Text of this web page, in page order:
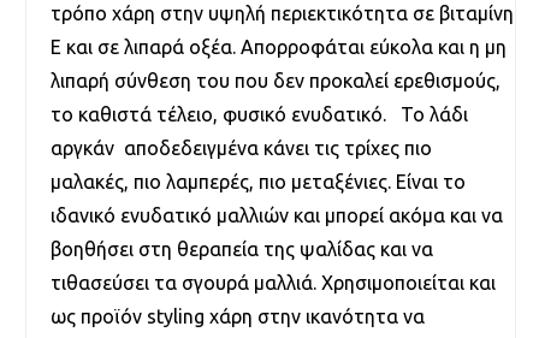
τρόπο χάρη στην υψηλή περιεκτικότητα σε βιταμίνη
Ε και σε λιπαρά οξέα. Απορροφάται εύκολα και η μη
λιπαρή σύνθεση του που δεν προκαλεί ερεθισμούς,
το καθιστά τέλειο, φυσικό ενυδατικό. Το λάδι
αργκάν αποδεδειγμένα κάνει τις τρίχες πιο
μαλακές, πιο λαμπερές, πιο μεταξένιες. Είναι το
ιδανικό ενυδατικό μαλλιών και μπορεί ακόμα και να
βοηθήσει στη θεραπεία της ψαλίδας και να
τιθασεύσει τα σγουρά μαλλιά. Χρησιμοποιείται και
ως προϊόν styling χάρη στην ικανότητα να